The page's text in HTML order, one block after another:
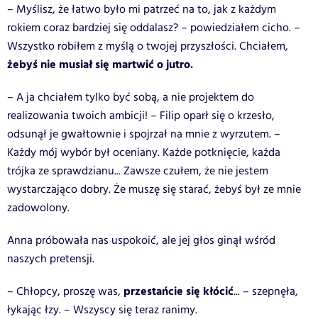
– Myślisz, że łatwo było mi patrzeć na to, jak z każdym
rokiem coraz bardziej się oddalasz? – powiedziałem cicho. –
Wszystko robiłem z myślą o twojej przyszłości. Chciałem,
żebyś nie musiał się martwić o jutro.
– A ja chciałem tylko być sobą, a nie projektem do
realizowania twoich ambicji! – Filip oparł się o krzesło,
odsunął je gwałtownie i spojrzał na mnie z wyrzutem. –
Każdy mój wybór był oceniany. Każde potknięcie, każda
trójka ze sprawdzianu... Zawsze czułem, że nie jestem
wystarczająco dobry. Że muszę się starać, żebyś był ze mnie
zadowolony.
Anna próbowała nas uspokoić, ale jej głos ginął wśród
naszych pretensji.
– Chłopcy, proszę was, przestańcie się kłócić... – szepnęła,
łykając łzy. – Wszyscy się teraz ranimy.